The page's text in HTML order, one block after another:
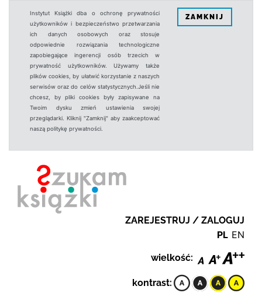
Instytut Książki dba o ochronę prywatności
użytkowników i bezpieczeństwo przetwarzania
ich danych osobowych oraz stosuje
odpowiednie rozwiązania technologiczne
zapobiegające ingerencji osób trzecich w
prywatność użytkowników. Używamy także
plików cookies, by ułatwić korzystanie z naszych
serwisów oraz do celów statystycznych.Jeśli nie
chcesz, by pliki cookies były zapisywane na
Twoim dysku zmień ustawienia swojej
przeglądarki. Kliknij "Zamknij" aby zaakceptować
naszą politykę prywatności.
ZAMKNIJ
ZAREJESTRUJ / ZALOGUJ
PL EN
wielkość:
kontrast: